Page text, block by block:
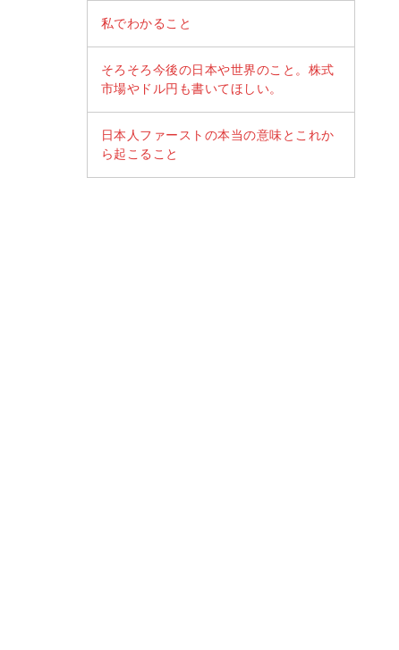
私でわかること
そろそろ今後の日本や世界のこと。株式
市場やドル円も書いてほしい。
日本人ファーストの本当の意味とこれか
ら起こること